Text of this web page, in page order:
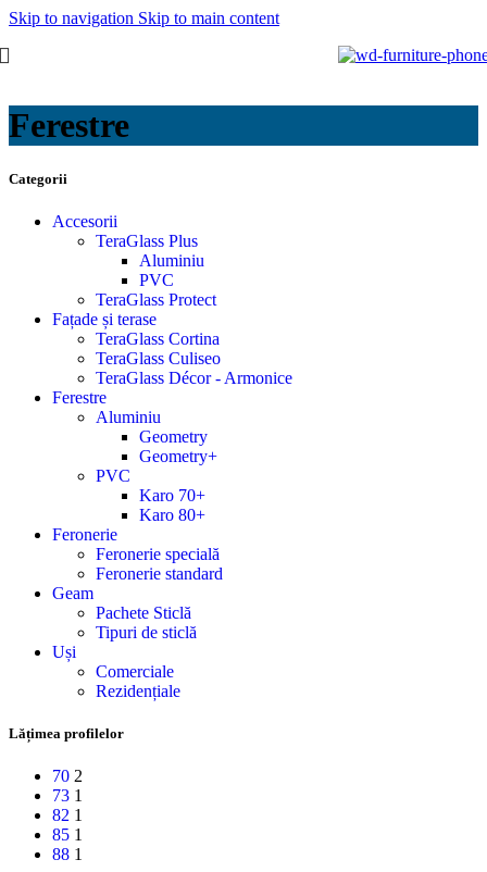
Skip to navigation Skip to main content
Ferestre
Categorii
Accesorii
TeraGlass Plus
Aluminiu
PVC
TeraGlass Protect
Fațade și terase
TeraGlass Cortina
TeraGlass Culiseo
TeraGlass Décor - Armonice
Ferestre
Aluminiu
Geometry
Geometry+
PVC
Karo 70+
Karo 80+
Feronerie
Feronerie specială
Feronerie standard
Geam
Pachete Sticlă
Tipuri de sticlă
Uși
Comerciale
Rezidențiale
Lățimea profilelor
70 2
73 1
82 1
85 1
88 1